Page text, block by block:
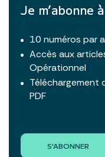
Je m’abonne
10 numéros par
Accès aux
Opérationnel
Téléchargement
PDF
S'ABONNER